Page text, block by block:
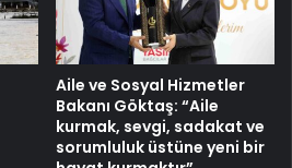
Aile ve Sosyal Hizmetler
Bakanı Göktaş: “Aile
kurmak, sevgi, sadakat ve
sorumluluk üstüne yeni bir